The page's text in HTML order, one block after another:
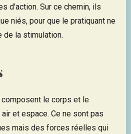
d'action. Sur ce chemin, ils
niés, pour que le pratiquant ne
de la stimulation.
le corps et le
air et espace. Ce ne sont pas
mais des forces réelles qui